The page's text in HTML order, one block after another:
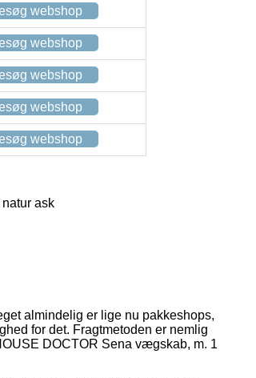
webshop
webshop
webshop
webshop
webshop
ask
almindelig er lige nu pakkeshops,
for det. Fragtmetoden er nemlig
DOCTOR Sena vægskab, m. 1